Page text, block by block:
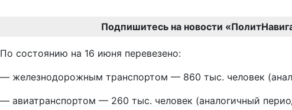
Подпишитесь на новости
По состоянию на 16 июня перевезено:
— железнодорожным транспортом — 860 тыс. человек
— авиатранспортом — 260 тыс. человек (аналогичный